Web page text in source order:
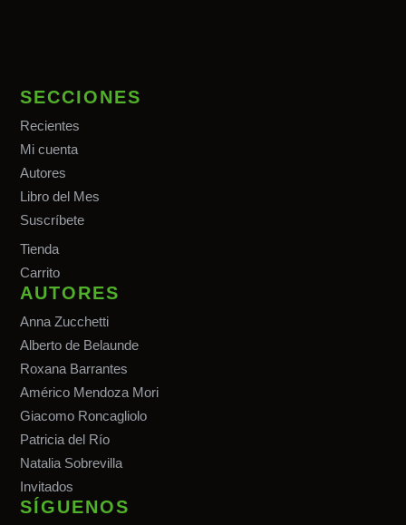
SECCIONES
Recientes
Mi cuenta
Autores
Libro del Mes
Suscríbete
Tienda
Carrito
AUTORES
Anna Zucchetti
Alberto de Belaunde
Roxana Barrantes
Américo Mendoza Mori
Giacomo Roncagliolo
Patricia del Río
Natalia Sobrevilla
Invitados
SÍGUENOS